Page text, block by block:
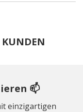
KUNDEN
📫
einzigartigen